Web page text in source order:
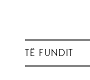
TË FUNDIT